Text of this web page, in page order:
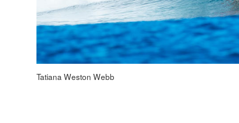
Tatiana Weston Webb